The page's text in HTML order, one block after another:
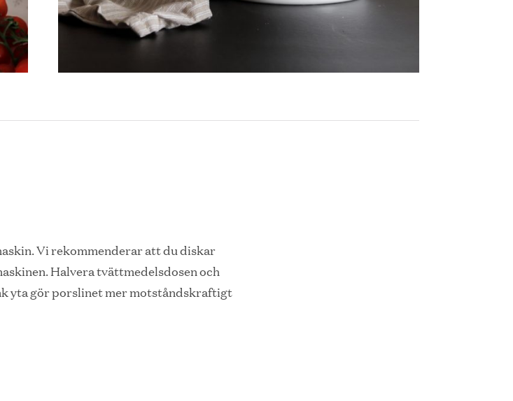
Vi rekommenderar att du diskar
Halvera tvättmedelsdosen och
yta gör porslinet mer motståndskraftigt